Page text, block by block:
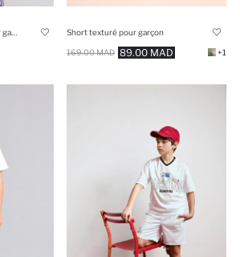
Short texturé pour garçon
89.00 MAD
169.00 MAD +1